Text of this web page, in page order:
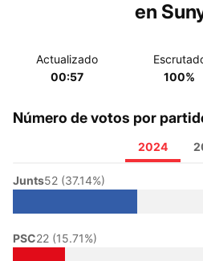
en
Actualizado
00:57
100%
Número de votos por
2024
Junts52 (37.14%)
PSC22 (15.71%)